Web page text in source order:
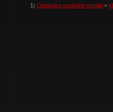
1) Chiptuning osobních vozidel >